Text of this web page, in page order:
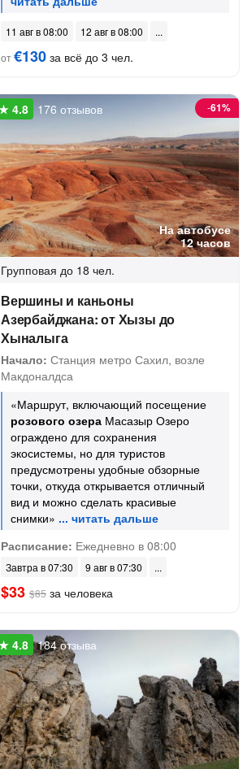
11 авг в 08:00
12 авг в 08:00
от€130 за всё до 3 чел.
На автобусе
12 часов
-61%
176 отзывов
Групповая до 18 чел.
Вершины и каньоны
Азербайджана: от Хызы до
Хыналыга
Начало: Станция метро Сахил, возле
Макдоналдса
«Маршрут, включающий посещение
розового озера Масазыр Озеро
ограждено для сохранения
экосистемы, но для туристов
предусмотрены удобные обзорные
точки, откуда открывается отличный
вид и можно сделать красивые
снимки»
Расписание: Ежедневно в 08:00
Завтра в 07:30 9 авг в 07:30
$33 $85 за человека
184 отзыва